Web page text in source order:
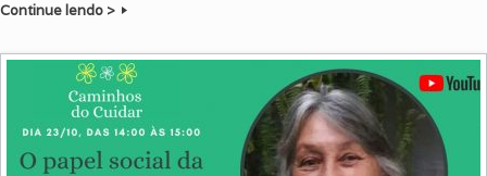
Continue lendo >